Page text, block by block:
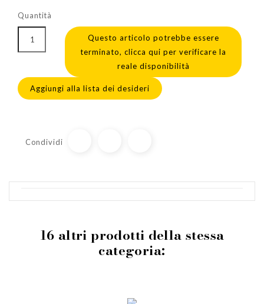
Quantità
Questo articolo potrebbe essere
terminato, clicca qui per verificare la
reale disponibilità
Aggiungi alla lista dei desideri
Condividi
16 altri prodotti della stessa
categoria: